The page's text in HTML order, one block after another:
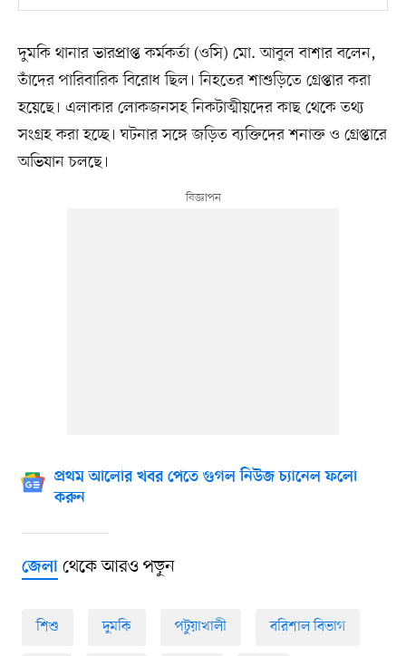
দুমকি থানার ভারপ্রাপ্ত কর্মকর্তা (ওসি) মো. আবুল বাশার বলেন,
তাঁদের পারিবারিক বিরোধ ছিল। নিহতের শাশুড়িতে গ্রেপ্তার করা
হয়েছে। এলাকার লোকজনসহ নিকটাত্মীয়দের কাছ থেকে তথ্য
সংগ্রহ করা হচ্ছে। ঘটনার সঙ্গে জড়িত ব্যক্তিদের শনাক্ত ও গ্রেপ্তারে
অভিযান চলছে।
প্রথম আলোর খবর পেতে গুগল নিউজ চ্যানেল ফলো
করুন
জেলাথেকে আরও পড়ুন
শিশু দুমকি পটুয়াখালী বরিশাল বিভাগ